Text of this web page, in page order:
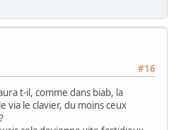
#16
t-il, comme dans biab, la
via le clavier, du moins ceux